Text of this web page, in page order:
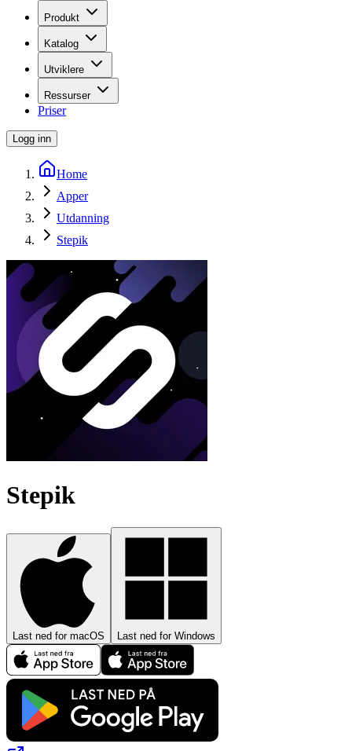
Produkt
Katalog
Utviklere
Ressurser
Priser
Logg inn
Home
Apper
Utdanning
Stepik
Stepik
Last ned for macOS Last ned for Windows